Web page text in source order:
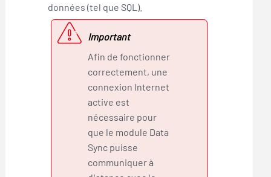
données (tel que SQL).
Important
Afin de fonctionner
correctement, une
connexion Internet
active est
nécessaire pour
que le module Data
Sync puisse
communiquer à